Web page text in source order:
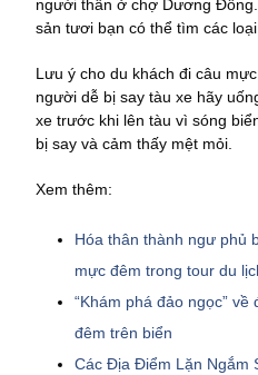
người thân ở chợ Dương
sản tươi bạn có thể tìm các
Lưu ý cho du khách đi câu
người dễ bị say tàu xe hãy
xe trước khi lên tàu vì sóng
bị say và cảm thấy mệt mỏi.
Xem thêm:
Hóa thân thành ngư phủ
mực đêm trong tour du
“Khám phá đảo ngọc”
đêm trên biển
Các Địa Điểm Lặn Ngắm